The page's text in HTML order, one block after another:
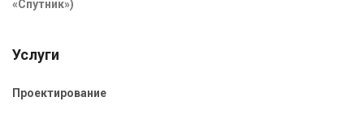
«Спутник»)
Услуги
Проектирование